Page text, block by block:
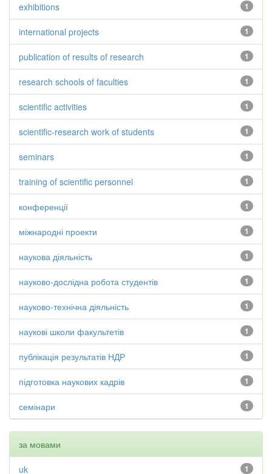
1
exhibitions
1
international projects
1
publication of results of research
1
research schools of faculties
1
scientific activities
1
scientific-research work of students
1
seminars
1
training of scientific personnel
1
конференції
1
міжнародні проекти
1
наукова діяльність
1
науково-дослідна робота студентів
1
науково-технічна діяльність
1
наукові школи факультетів
1
публікація результатів НДР
1
підготовка наукових кадрів
1
семінари
за мовами
1
uk